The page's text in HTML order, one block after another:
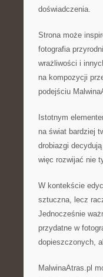
doświadczenia.
Strona może
fotografia
wrażliwości i
na kompozycji
podejściu
Istotnym
na świat bardziej
drobiazgi
więc rozwijać nie
W kontekście
sztuczna, lecz
Jednocześnie
przydatne w
dopieszczonych,
MalwinaAtras.pl